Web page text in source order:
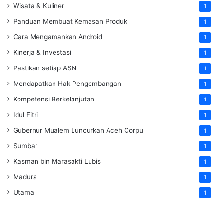
Wisata & Kuliner 1
Panduan Membuat Kemasan Produk 1
Cara Mengamankan Android 1
Kinerja & Investasi 1
Pastikan setiap ASN 1
Mendapatkan Hak Pengembangan 1
Kompetensi Berkelanjutan 1
Idul Fitri 1
Gubernur Mualem Luncurkan Aceh Corpu 1
Sumbar 1
Kasman bin Marasakti Lubis 1
Madura 1
Utama 1